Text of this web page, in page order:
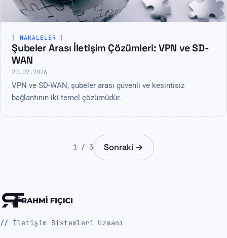
MAKALELER
Şubeler Arası İletişim Çözümleri: VPN ve SD-
WAN
20.07.2026
VPN ve SD-WAN, şubeler arası güvenli ve kesintisiz
bağlantının iki temel çözümüdür.
1 / 3 Sonraki →
İletişim Sistemleri Uzmanı